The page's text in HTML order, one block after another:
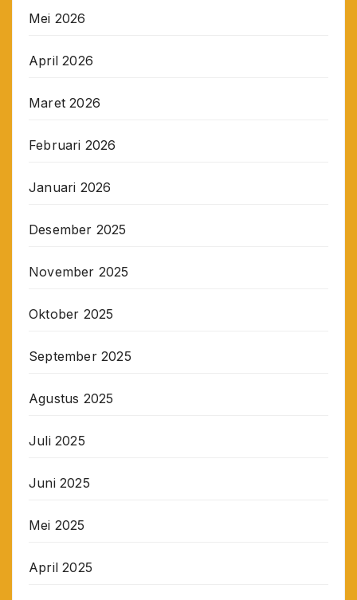
Mei 2026
April 2026
Maret 2026
Februari 2026
Januari 2026
Desember 2025
November 2025
Oktober 2025
September 2025
Agustus 2025
Juli 2025
Juni 2025
Mei 2025
April 2025